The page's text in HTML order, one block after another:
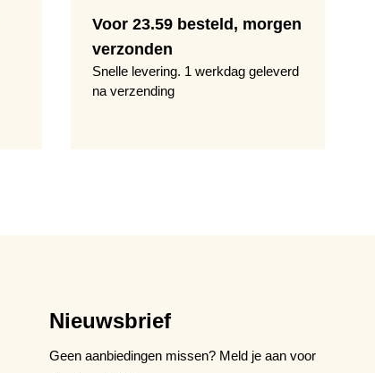
Voor 23.59 besteld, morgen
verzonden
Snelle levering. 1 werkdag geleverd
na verzending
Nieuwsbrief
Geen aanbiedingen missen? Meld je aan voor